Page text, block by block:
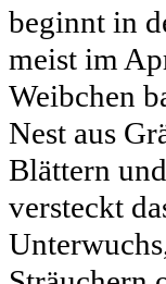
beginnt in
meist im
Weibchen
Nest aus
Blättern
versteckt